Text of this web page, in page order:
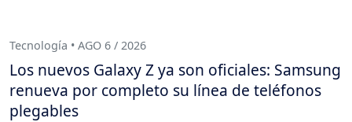
Tecnología • AGO 6 / 2026
Los nuevos Galaxy Z ya son oficiales: Samsung
renueva por completo su línea de teléfonos
plegables